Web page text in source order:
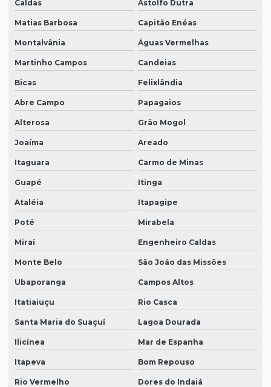
Caldas Astolfo Dutra
Matias Barbosa Capitão Enéas
Montalvânia Águas Vermelhas
Martinho Campos Candeias
Bicas Felixlândia
Abre Campo Papagaios
Alterosa Grão Mogol
Joaíma Areado
Itaguara Carmo de Minas
Guapé Itinga
Ataléia Itapagipe
Poté Mirabela
Miraí Engenheiro Caldas
Monte Belo São João das Missões
Ubaporanga Campos Altos
Itatiaiuçu Rio Casca
Santa Maria do Suaçuí Lagoa Dourada
Ilicínea Mar de Espanha
Itapeva Bom Repouso
Rio Vermelho Dores do Indaiá